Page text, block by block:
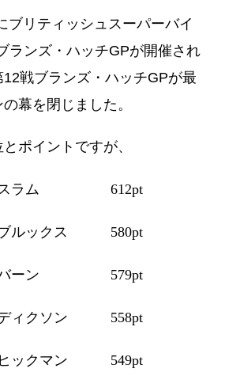
ブリティッシュスーパーバイ
ランズ・ハッチGPが開催され
12戦ブランズ・ハッチGPが最
幕を閉じました。
ポイントですが、
ハスラム 612pt
ブルックス 580pt
・バーン 579pt
ディクソン 558pt
ヒックマン 549pt